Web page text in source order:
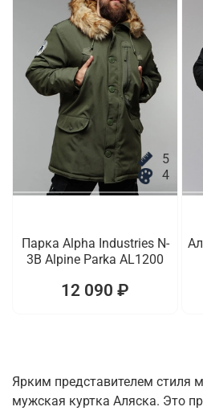
5
4
Парка Alpha Industries N-
3B Alpine Parka AL1200
12 090 ₽
Ярким представителем стиля
мужская куртка Аляска. Это